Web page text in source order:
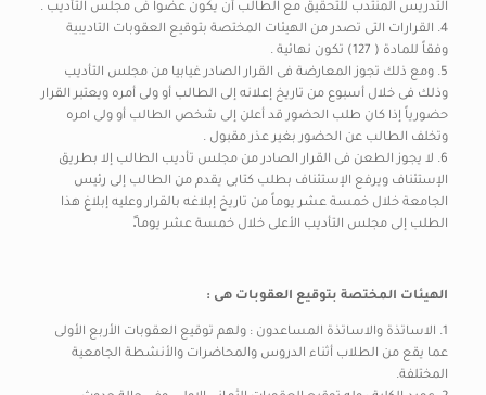
التدريس المنتدب للتحقيق مع الطالب أن يكون عضواً فى مجلس التأديب .
4. القرارات التى تصدر من الهيئات المختصة بتوقيع العقوبات التاديبية
وفقاً للمادة ( 127) تكون نهائية .
5. ومع ذلك تجوز المعارضة فى القرار الصادر غيابيا من مجلس التأديب
وذلك فى خلال أسبوع من تاريخ إعلانه إلى الطالب أو ولى أمره ويعتبر القرار
حضورياً إذا كان طلب الحضور قد أعلن إلى شخص الطالب أو ولى امره
وتخلف الطالب عن الحضور بغير عذر مقبول .
6. لا يجوز الطعن فى القرار الصادر من مجلس تأديب الطالب إلا بطريق
الإستئناف ويرفع الإستئناف بطلب كتابى يقدم من الطالب إلى رئيس
الجامعة خلال خمسة عشر يوماً من تاريخ إبلاغه بالقرار وعليه إبلاغ هذا
الطلب إلى مجلس التأديب الأعلى خلال خمسة عشر يوما.ً
الهيئات المختصة بتوقيع العقوبات هى :
1. الاساتذة والاساتذة المساعدون : ولهم توقيع العقوبات الأربع الأولى
عما يقع من الطلاب أثناء الدروس والمحاضرات والأنشطة الجامعية
المختلفة.